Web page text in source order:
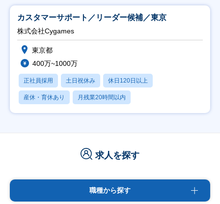
カスタマーサポート／リーダー候補／東京
株式会社Cygames
東京都
400万~1000万
正社員採用 土日祝休み 休日120日以上
産休・育休あり 月残業20時間以内
求人を探す
職種から探す